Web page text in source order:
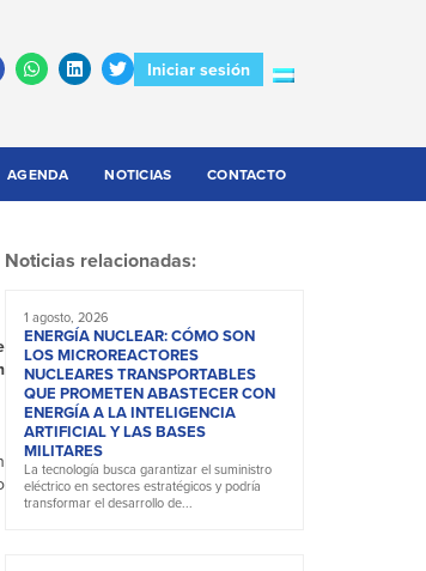
Iniciar sesión
AGENDA NOTICIAS CONTACTO
Noticias relacionadas:
1 agosto, 2026
ENERGÍA NUCLEAR: CÓMO SON
LOS MICROREACTORES
NUCLEARES TRANSPORTABLES
QUE PROMETEN ABASTECER CON
ENERGÍA A LA INTELIGENCIA
ARTIFICIAL Y LAS BASES
MILITARES
La tecnología busca garantizar el suministro
eléctrico en sectores estratégicos y podría
transformar el desarrollo de...